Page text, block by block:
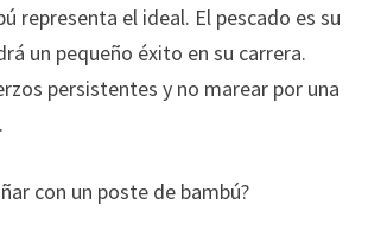
representa el ideal. El pescado es su
un pequeño éxito en su carrera.
persistentes y no marear por una
con un poste de bambú?